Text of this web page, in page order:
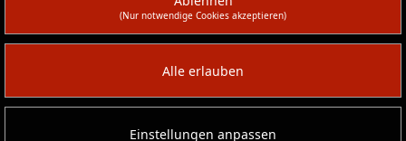
(Nur notwendige Cookies akzeptieren)
Alle erlauben
Einstellungen anpassen